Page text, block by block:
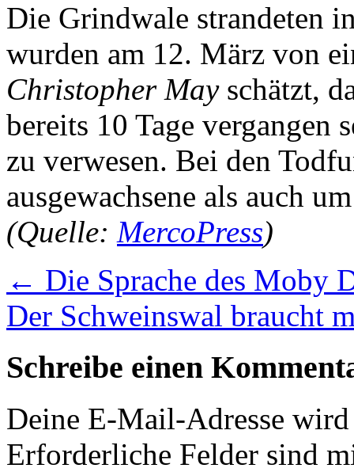
Die Grindwale strandeten
wurden am 12. März von
Christopher Mayschätzt,
bereits 10 Tage vergangen
zu verwesen. Bei den
ausgewachsene als auch
(Quelle: MercoPress)
← Die Sprache des Moby
Der Schweinswal braucht
Schreibe einen
Deine E-Mail-Adresse
Erforderliche Felder sind